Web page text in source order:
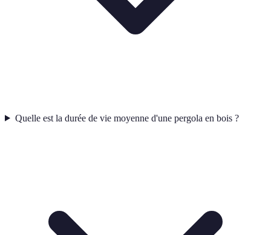
Quelle est la durée de vie moyenne d'une pergola en bois ?